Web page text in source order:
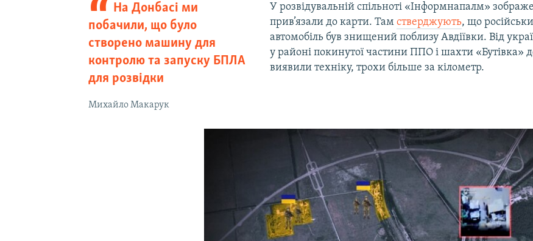
На Донбасі ми
побачили, що було
створено машину для
контролю та запуску БПЛА
для розвідки
Михайло Макарук
У розвідувальній спільноті «Інформнапалм»
прив’язали до карти. Там стверджують, що
автомобіль був знищений поблизу Авдіївки. Від
у районі покинутої частини ППО і шахти «Бутівка»
виявили техніку, трохи більше за кілометр.